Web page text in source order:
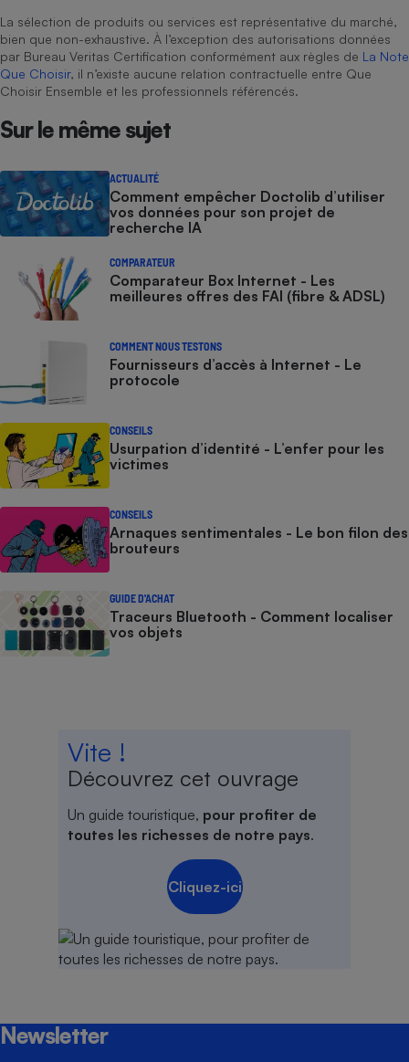
La sélection de produits ou services est représentative du marché,
bien que non-exhaustive. À l’exception des autorisations données
par Bureau Veritas Certification conformément aux règles de La Note
Que Choisir, il n’existe aucune relation contractuelle entre Que
Choisir Ensemble et les professionnels référencés.
Sur le même sujet
ACTUALITÉ
Comment empêcher Doctolib d’utiliser
vos données pour son projet de
recherche IA
COMPARATEUR
Comparateur Box Internet - Les
meilleures offres des FAI (fibre & ADSL)
COMMENT NOUS TESTONS
Fournisseurs d’accès à Internet - Le
protocole
CONSEILS
Usurpation d’identité - L’enfer pour les
victimes
CONSEILS
Arnaques sentimentales - Le bon filon des
brouteurs
GUIDE D'ACHAT
Traceurs Bluetooth - Comment localiser
vos objets
Vite !
Découvrez cet ouvrage
Un guide touristique, pour profiter de
toutes les richesses de notre pays.
Cliquez-ici
Newsletter